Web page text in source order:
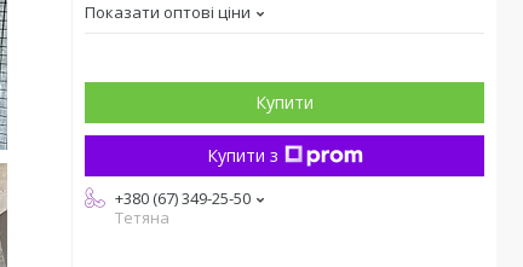
Показати оптові ціни
Купити
Купити з
+380 (67) 349-25-50
Тетяна